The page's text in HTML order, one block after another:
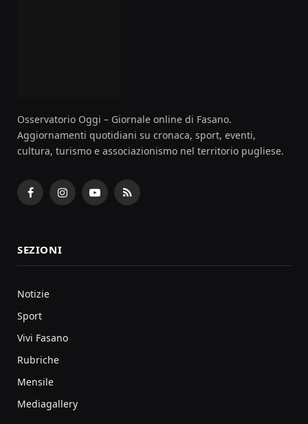
Osservatorio Oggi – Giornale online di Fasano.
Aggiornamenti quotidiani su cronaca, sport, eventi,
cultura, turismo e associazionismo nel territorio pugliese.
FacebookInstagramYouTubeRSS
SEZIONI
Notizie
Sport
Vivi Fasano
Rubriche
Mensile
Mediagallery